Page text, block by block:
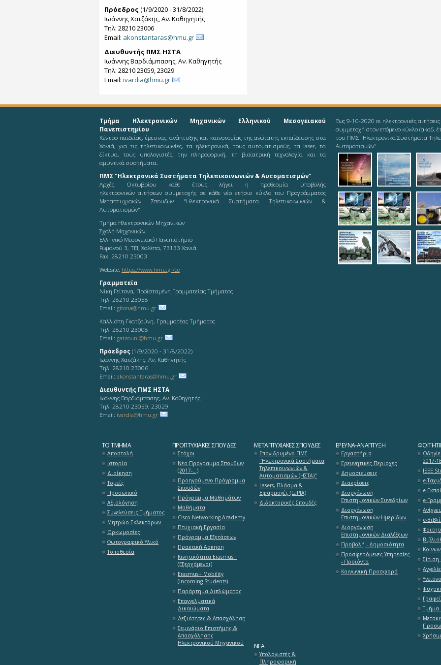
Πρόεδρος (1/9/2020 - 31/8/2022)
Ιωάννης Χατζάκης, Αν. Καθηγητής
Τηλ: 28210 23006
Email: akonstantaras@hmu.gr
Διευθυντής ΠΜΣ ΗΣΤΑ
Ιωάννης Βαρδιάμπασης, Αν. Καθηγητής
Τηλ: 28210 23059, 23029
Email: ivardia@hmu.gr
Τμήμα Ηλεκτρονικών Μηχανικών Ελληνικού Μεσογειακού
Πανεπιστημίου
Κέντρο παιδείας, έρευνας, ανάπτυξης και καινοτομίας της ανώτατης εκπαίδευσης στα
Χανιά, για τις τηλεπικοινωνίες, τα ηλεκτρονικά, τους αυτοματισμούς, τα laser, τα
δίκτυα, τους υπολογιστές, την πληροφορική, τη βιοϊατρική τεχνολογία και τα
αμυντικά συστήματα.
ΠΜΣ "Ηλεκτρονικά Συστήματα Τηλεπικοινωνιών & Αυτοματισμών"
Αρχές Οκτωβρίου κάθε έτους λήγει η προθεσμία υποβολής
ηλεκτρονικών αιτήσεων συμμετοχής σε κάθε νέο ετήσιο κύκλο του Προγράμματος
Μεταπτυχιακών Σπουδών "Ηλεκτρονικά Συστήματα Τηλεπικοινωνιών &
Αυτοματισμών".
Τμήμα Ηλεκτρονικών Μηχανικών
Σχολή Μηχανικών
Ελληνικό Μεσογειακό Πανεπιστήμιο
Ρωμανού 3, ΤΕΙ, Χαλέπα, 73133 Χανιά
Fax: 28210 23003
Website: https://www.hmu.gr/ee
Γραμματεία
Νίκη Γείτονα, Προϊσταμένη Γραμματείας Τμήματος
Τηλ: 28210 23058
Email: gitona@hmu.gr
Καλλιόπη Γκατζούνη, Γραμματέας Τμήματος
Τηλ: 28210 23008
Email: gatzouni@hmu.gr
Πρόεδρος (1/9/2020 - 31/8/2022)
Ιωάννης Χατζάκης, Αν. Καθηγητής
Τηλ: 28210 23006
Email: akonstantaras@hmu.gr
Διευθυντής ΠΜΣ ΗΣΤΑ
Ιωάννης Βαρδιάμπασης, Αν. Καθηγητής
Τηλ: 28210 23059, 23029
Email: ivardia@hmu.gr
Έως 9-10-2020 οι ηλεκτρονικές αιτήσεις
συμμετοχή στον επόμενο κύκλο (ακαδ.
του ΠΜΣ "Ηλεκτρονικά Συστήματα
Αυτοματισμών"
2019-08-2019-08-
2019-08-2019-08-
teleautos_5.jpg
ΤΟ ΤΜΉΜΑ
Αποστολή
Ιστορία
Διοίκηση
Τομείς
Προσωπικό
Αξιολόγηση
Συνελεύσεις Τμήματος
Μητρώο Εκλεκτόρων
Ορκωμοσίες
Φωτογραφικό Υλικό
Τοποθεσία
ΠΡΟΠΤΥΧΙΑΚΈΣ ΣΠΟΥΔΈΣ
Στόχοι
Νέο Πρόγραμμα Σπουδών
(2017-...)
Προηγούμενο Πρόγραμμα
Σπουδών
Πρόγραμμα Μαθημάτων
Μαθήματα
Cisco Networking Academy
Πτυχιακή Εργασία
Πρόγραμμα Εξετάσεων
Πρακτική Άσκηση
Κινητικότητα Erasmus+
(Εξερχόμενοι)
Erasmus+ Mobility
(Incoming Students)
Παράρτημα Διπλώματος
Επαγγελματικά
Δικαιώματα
Δεξιότητες & Απασχόληση
Σεμινάριο Επιστήμης &
Απασχόλησης
Ηλεκτρονικού Μηχανικού
ΜΕΤΑΠΤΥΧΙΑΚΈΣ ΣΠΟΥΔΈΣ
Επανιδρυμένο ΠΜΣ
"Ηλεκτρονικά Συστήματα
Τηλεπικοινωνιών &
Αυτοματισμών (ΗΣΤΑ)"
Lasers, Πλάσμα &
Εφαρμογές (LaPlA)
Διδακτορικές Σπουδές
ΈΡΕΥΝΑ-ΑΝΆΠΤΥΞΗ
Εργαστήρια
Ερευνητικές Περιοχές
Δημοσιεύσεις
Διακρίσεις
Διοργάνωση
Επιστημονικών Συνεδρίων
Διοργάνωση
Επιστημονικών Ημερίδων
Διοργάνωση
Επιστημονικών Διαλέξεων
Προβολή - Δημοσιότητα
Προσφερόμενες Υπηρεσίες
- Προϊόντα
Κοινωνική Προσφορά
2017-18
ΙΕΕΕ
e-
e-
e-
e-
Σίτιση
Τμήμα
ΝΈΑ
Υπολογιστές &
Πληροφορική